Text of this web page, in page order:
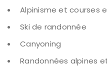
Alpinisme et courses
Ski de randonnée
Canyoning
Randonnées alpines